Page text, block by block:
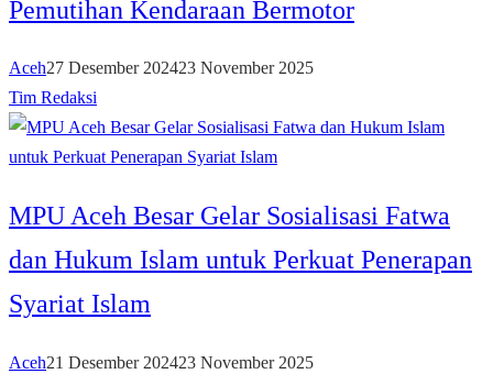
Pemutihan Kendaraan Bermotor
Aceh27 Desember 202423 November 2025
Tim Redaksi
MPU Aceh Besar Gelar Sosialisasi Fatwa
dan Hukum Islam untuk Perkuat Penerapan
Syariat Islam
Aceh21 Desember 202423 November 2025